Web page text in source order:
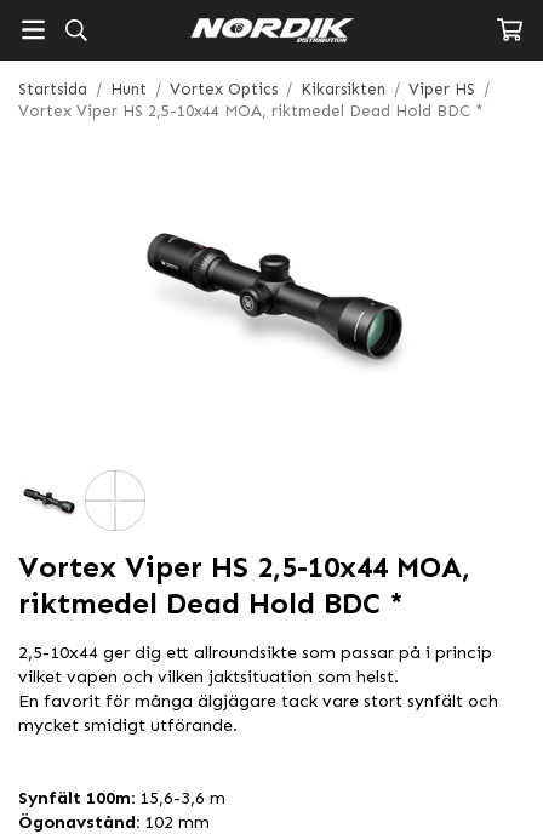
Startsida / Hunt / Vortex Optics / Kikarsikten / Viper HS /
Vortex Viper HS 2,5-10x44 MOA, riktmedel Dead Hold BDC *
Vortex Viper HS 2,5-10x44 MOA,
riktmedel Dead Hold BDC *
2,5-10x44 ger dig ett allroundsikte som passar på i princip
vilket vapen och vilken jaktsituation som helst.
En favorit för många älgjägare tack vare stort synfält och
mycket smidigt utförande.
Synfält 100m: 15,6-3,6 m
Ögonavstånd: 102 mm